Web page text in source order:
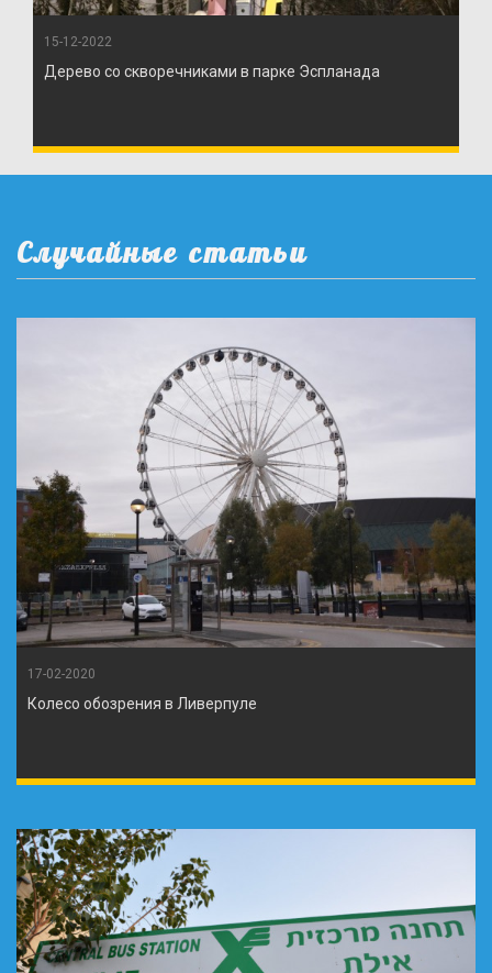
15-12-2022
Дерево со скворечниками в парке Эспланада
Случайные статьи
17-02-2020
Колесо обозрения в Ливерпуле